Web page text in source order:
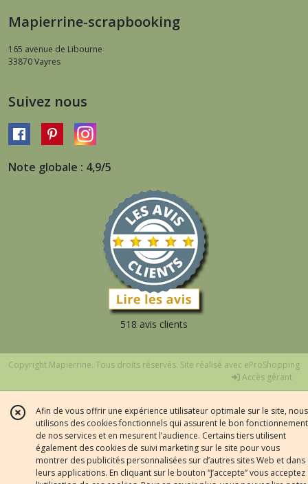
Mapierrine-scrapbooking
165 avenue de Libourne
33870Vayres
Suivez nous
Note globale : 4,9/5
518 avis clients
Copyright Mapierrine. Tous droits réservés. Site réalisé avec eProShopping
Accès gérant
Afin de vous offrir une expérience utilisateur optimale sur le site, nous
utilisons des cookies fonctionnels qui assurent le bon fonctionnement
de nos services et en mesurent l’audience. Certains tiers utilisent
également des cookies de suivi marketing sur le site pour vous
montrer des publicités personnalisées sur d’autres sites Web et dans
leurs applications. En cliquant sur le bouton “J’accepte” vous acceptez